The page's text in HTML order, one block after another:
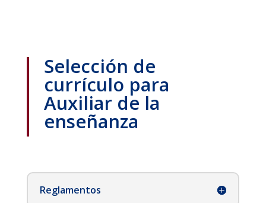
Selección de
currículo para
Auxiliar de la
enseñanza
Reglamentos